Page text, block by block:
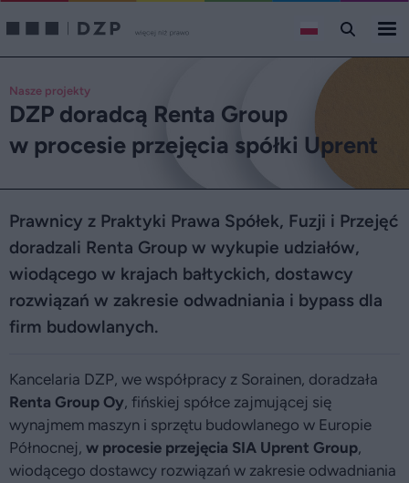
Nasze projekty
DZP doradcą Renta Group
w procesie przejęcia spółki Uprent
Prawnicy z Praktyki Prawa Spółek, Fuzji i Przejęć
doradzali Renta Group w wykupie udziałów,
wiodącego w krajach bałtyckich, dostawcy
rozwiązań w zakresie odwadniania i bypass dla
firm budowlanych.
Kancelaria DZP, we współpracy z Sorainen, doradzała
Renta Group Oy, fińskiej spółce zajmującej się
wynajmem maszyn i sprzętu budowlanego w Europie
Północnej, w procesie przejęcia SIA Uprent Group,
wiodącego dostawcy rozwiązań w zakresie odwadniania